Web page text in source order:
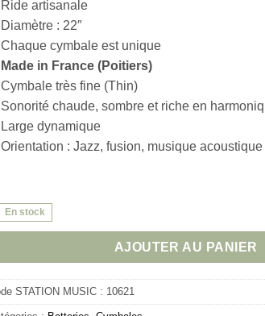
Ride artisanale
Diamètre : 22″
Chaque cymbale est unique
Made in France (Poitiers)
Cymbale très fine (Thin)
Sonorité chaude, sombre et riche en
Large dynamique
Orientation : Jazz, fusion, musique acoustique
En stock
AJOUTER AU PANIER
STATION MUSIC : 10621